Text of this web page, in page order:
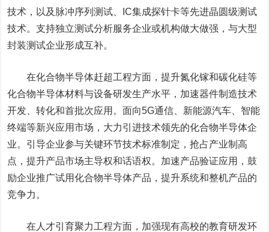
技术，以及脉冲序列测试、IC集成探针卡等先进晶圆级测试
技术。支持独立测试分析服务企业或机构做大做强，与大型
封装测试企业形成互补。
在化合物半导体赶超工程方面，提升氮化镓和碳化硅等
化合物半导体材料与设备研发生产水平，加速器件制造技术
开发、转化和首批次应用。面向5G通信、新能源汽车、智能
终端等新兴应用市场，大力引进技术领先的化合物半导体企
业。引导企业参与关键环节技术标准制定，抢占产业制高
点，提升产品市场主导权和话语权。加速产品验证应用，鼓
励企业推广试用化合物半导体产品，提升系统和整机产品的
竞争力。
在人才引育聚力工程方面，加强现有高校的教育研发环